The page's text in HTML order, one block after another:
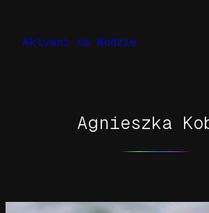
treści
Aktywni na Wodzie
Agnieszka